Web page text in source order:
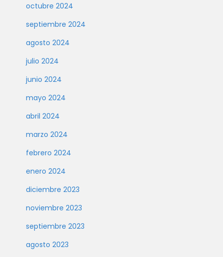
octubre 2024
septiembre 2024
agosto 2024
julio 2024
junio 2024
mayo 2024
abril 2024
marzo 2024
febrero 2024
enero 2024
diciembre 2023
noviembre 2023
septiembre 2023
agosto 2023